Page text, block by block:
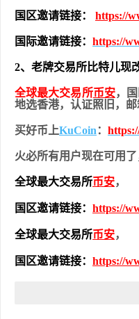
国区邀请链接： https://
国际邀请链接： https://
2、老牌交易所比特儿现
全球最大交易所币安，国
地选香港，认证照旧，
买好币上KuCoin ：
火必所有用户现在可用
全球最大交易所币安，
国区邀请链接： https://
全球最大交易所币安，
国区邀请链接： https://